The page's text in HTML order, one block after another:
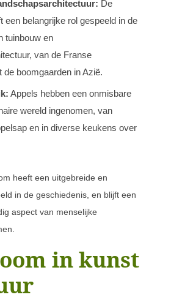
De
een belangrijke rol gespeeld in de
tuinbouw en
van de Franse
de boomgaarden in Azië.
Appels hebben een onmisbare
wereld ingenomen, van
en in diverse keukens over
heeft een uitgebreide en
in de geschiedenis, en blijft een
aspect van menselijke
in kunst